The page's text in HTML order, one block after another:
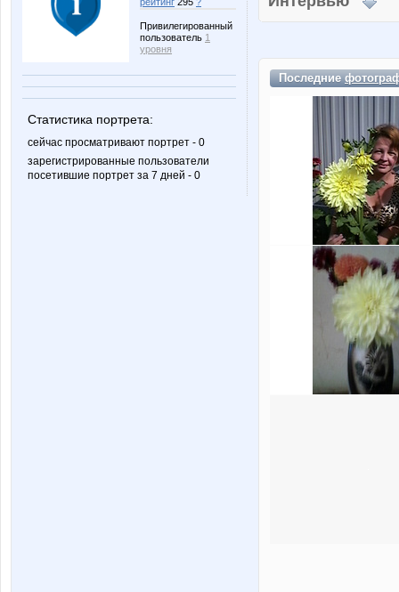
Привилегированный
пользователь 1
уровня
Статистика портрета:
сейчас просматривают портрет - 0
зарегистрированные пользователи
посетившие портрет за 7 дней - 0
Последние